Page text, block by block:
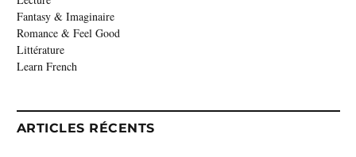
Fantasy & Imaginaire
Romance & Feel Good
Littérature
Learn French
ARTICLES RÉCENTS